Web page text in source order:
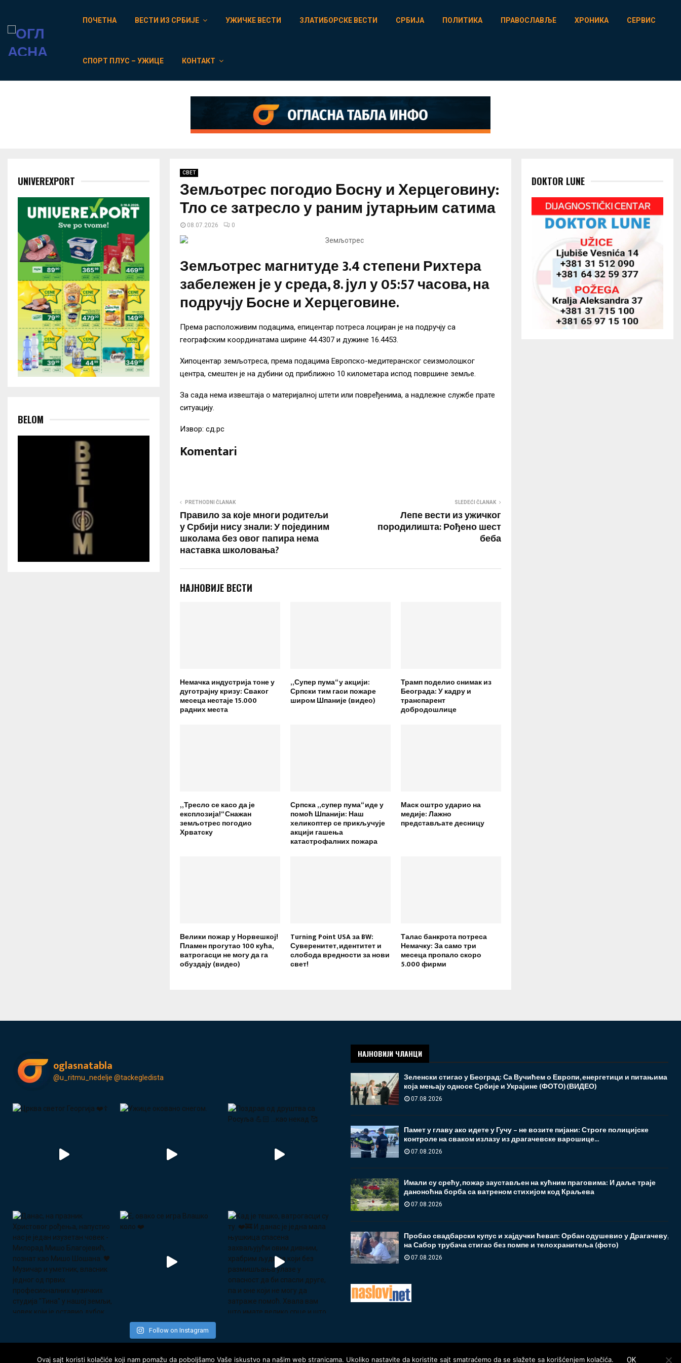
ПОЧЕТНА ВЕСТИ ИЗ СРБИЈЕ УЖИЧКЕ ВЕСТИ ЗЛАТИБОРСКЕ ВЕСТИ СРБИЈА ПОЛИТИКА ПРАВОСЛАВЉЕ ХРОНИКА СЕРВИС
СПОРТ ПЛУС – УЖИЦЕ КОНТАКТ
СВЕТ
Земљотрес погодио Босну и Херцеговину:
Тло се затресло у раним јутарњим сатима
08.07.2026 0
Земљотрес магнитуде 3.4 степени Рихтера
забележен је у среда, 8. јул у 05:57 часова, на
подручју Босне и Херцеговине.
Према расположивим подацима, епицентар потреса лоциран је на подручју са
географским координатама ширине 44.4307 и дужине 16.4453.
Хипоцентар земљотреса, према подацима Европско-медитеранског сеизмолошког
центра, смештен је на дубини од приближно 10 километара испод површине земље.
За сада нема извештаја о материјалној штети или повређенима, а надлежне службе прате
ситуацију.
Извор: сд.рс
Komentari
PRETHODNI ČLANAK
Правило за које многи родитељи
у Србији нису знали: У појединим
школама без овог папира нема
наставка школовања?
SLEDEĆI ČLANAK
Лепе вести из ужичког
породилишта: Рођено шест
беба
НАЈНОВИЈЕ ВЕСТИ
Немачка индустрија тоне у
дуготрајну кризу: Сваког
месеца нестаје 15.000
радних места
„Супер пума“ у акцији:
Српски тим гаси пожаре
широм Шпаније (видео)
Трамп поделио снимак из
Београда: У кадру и
транспарент
добродошлице
„Тресло се касо да је
експлозија!“ Снажан
земљотрес погодио
Хрватску
Српска „супер пума“ иде у
помоћ Шпанији: Наш
хеликоптер се прикључује
акцији гашења
катастрофалних пожара
Маск оштро ударио на
медије: Лажно
представљате десницу
Велики пожар у Норвешкој!
Пламен прогутао 100 кућа,
ватрогасци не могу да га
обуздају (видео)
Turning Point USA за BW:
Суверенитет, идентитет и
слобода вредности за нови
свет!
Талас банкрота потреса
Немачку: За само три
месеца пропало скоро
5.000 фирми
UNIVEREXPORT
BELOM
DOKTOR LUNE
oglasnatabla
@u_ritmu_nedelje @tackegledista
Follow on Instagram
НАЈНОВИЈИ ЧЛАНЦИ
Зеленски стигао у Београд: Са Вучићем о Европи, енергетици и питањима
која мењају односе Србије и Украјине (ФОТО)(ВИДЕО)
07.08.2026
Памет у главу ако идете у Гучу – не возите пијани: Строге полицијске
контроле на сваком излазу из драгачевске варошице...
07.08.2026
Имали су срећу, пожар заустављен на кућним праговима: И даље траје
даноноћна борба са ватреном стихијом код Краљева
07.08.2026
Пробао свадбарски купус и хајдучки ћевап: Орбан одушевио у Драгачеву,
на Сабор трубача стигао без помпе и телохранитеља (фото)
07.08.2026
Ovaj sajt koristi kolačiće koji nam pomažu da poboljšamo Vaše iskustvo na našim web stranicama. Ukoliko nastavite da koristite sajt smatraćemo da se slažete sa korišćenjem kolačića. OK